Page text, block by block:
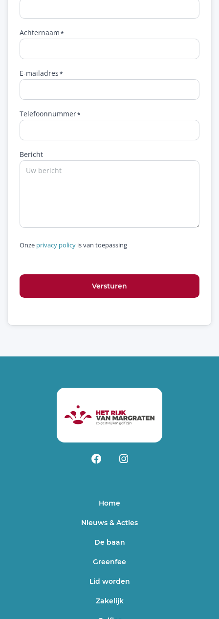
Achternaam
E-mailadres
Telefoonnummer
Bericht
Onze privacy policy is van toepassing
Versturen
Home
Nieuws & Acties
De baan
Greenfee
Lid worden
Zakelijk